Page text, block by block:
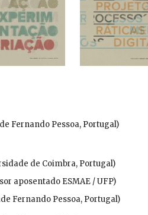
Fernando Pessoa, Portugal)
de Coimbra, Portugal)
aposentado ESMAE / UFP)
Fernando Pessoa, Portugal)